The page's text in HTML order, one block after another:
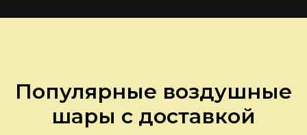
Популярные воздушные
шары с доставкой